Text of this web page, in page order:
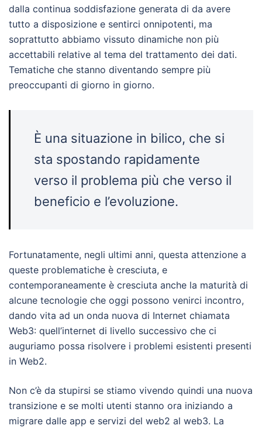
dalla continua soddisfazione generata di da avere
tutto a disposizione e sentirci onnipotenti, ma
soprattutto abbiamo vissuto dinamiche non più
accettabili relative al tema del trattamento dei dati.
Tematiche che stanno diventando sempre più
preoccupanti di giorno in giorno.
È una situazione in bilico, che si
sta spostando rapidamente
verso il problema più che verso il
beneficio e l’evoluzione.
Fortunatamente, negli ultimi anni, questa attenzione a
queste problematiche è cresciuta, e
contemporaneamente è cresciuta anche la maturità di
alcune tecnologie che oggi possono venirci incontro,
dando vita ad un onda nuova di Internet chiamata
Web3: quell’internet di livello successivo che ci
auguriamo possa risolvere i problemi esistenti presenti
in Web2.
Non c’è da stupirsi se stiamo vivendo quindi una nuova
transizione e se molti utenti stanno ora iniziando a
migrare dalle app e servizi del web2 al web3. La